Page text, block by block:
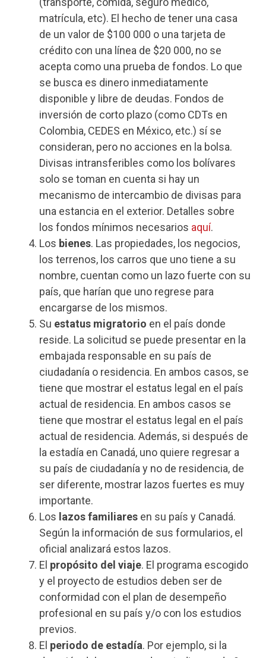
matrícula, etc). El hecho de tener una casa
de un valor de $100 000 o una tarjeta de
crédito con una línea de $20 000, no se
acepta como una prueba de fondos. Lo que
se busca es dinero inmediatamente
disponible y libre de deudas. Fondos de
inversión de corto plazo (como CDTs en
Colombia, CEDES en México, etc.) sí se
consideran, pero no acciones en la bolsa.
Divisas intransferibles como los bolívares
solo se toman en cuenta si hay un
mecanismo de intercambio de divisas para
una estancia en el exterior. Detalles sobre
los fondos mínimos necesarios aquí.
Los bienes. Las propiedades, los negocios,
los terrenos, los carros que uno tiene a su
nombre, cuentan como un lazo fuerte con su
país, que harían que uno regrese para
encargarse de los mismos.
Su estatus migratorio en el país donde
reside. La solicitud se puede presentar en la
embajada responsable en su país de
ciudadanía o residencia. En ambos casos, se
tiene que mostrar el estatus legal en el país
actual de residencia. En ambos casos se
tiene que mostrar el estatus legal en el país
actual de residencia. Además, si después de
la estadía en Canadá, uno quiere regresar a
su país de ciudadanía y no de residencia, de
ser diferente, mostrar lazos fuertes es muy
importante.
Los lazos familiares en su país y Canadá.
Según la información de sus formularios, el
oficial analizará estos lazos.
El propósito del viaje. El programa escogido
y el proyecto de estudios deben ser de
conformidad con el plan de desempeño
profesional en su país y/o con los estudios
previos.
El periodo de estadía. Por ejemplo, si la